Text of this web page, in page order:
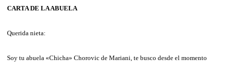
CARTA DE LA ABUELA
Querida nieta:
Soy tu abuela «Chicha» Chorovic de Mariani, te busco desde el momento